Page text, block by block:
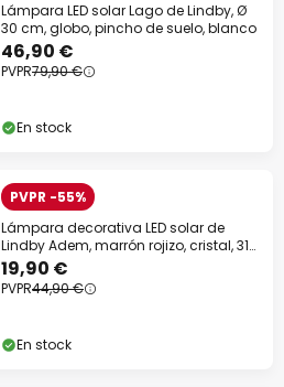
Lámpara LED solar Lago de Lindby, Ø
30 cm, globo, pincho de suelo, blanco
46,90 €
PVPR79,90 €
En stock
PVPR -55%
Lámpara decorativa LED solar de
Lindby Adem, marrón rojizo, cristal, 31
cm
19,90 €
PVPR44,90 €
En stock